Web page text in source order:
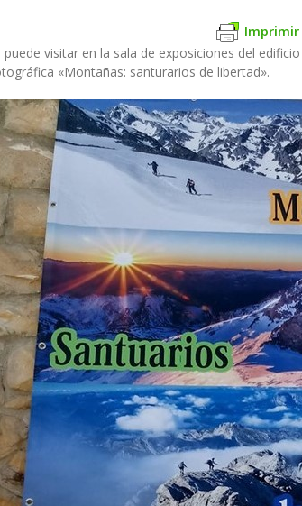
Imprimir
visitar en la sala de exposiciones del
«Montañas: santurarios de libertad».